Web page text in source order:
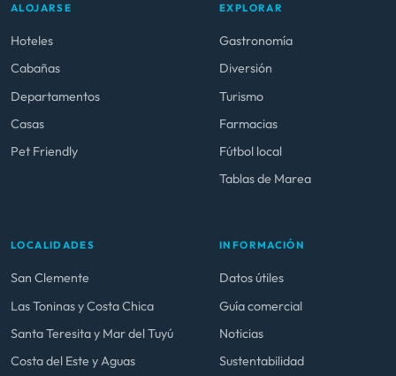
ALOJARSE
Hoteles
Cabañas
Departamentos
Casas
Pet Friendly
EXPLORAR
Gastronomía
Diversión
Turismo
Farmacias
Fútbol local
Tablas de Marea
LOCALIDADES
San Clemente
Las Toninas y Costa Chica
Santa Teresita y Mar del Tuyú
Costa del Este y Aguas
INFORMACIÓN
Datos útiles
Guía comercial
Noticias
Sustentabilidad